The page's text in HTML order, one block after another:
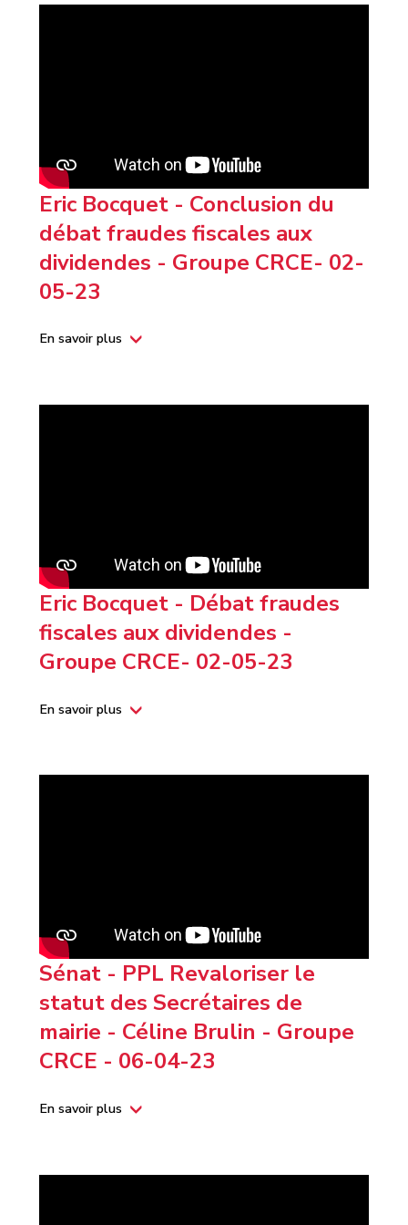
Eric Bocquet - Conclusion du
débat fraudes fiscales aux
dividendes - Groupe CRCE- 02-
05-23
En savoir plus
Eric Bocquet - Débat fraudes
fiscales aux dividendes -
Groupe CRCE- 02-05-23
En savoir plus
Sénat - PPL Revaloriser le
statut des Secrétaires de
mairie - Céline Brulin - Groupe
CRCE - 06-04-23
En savoir plus